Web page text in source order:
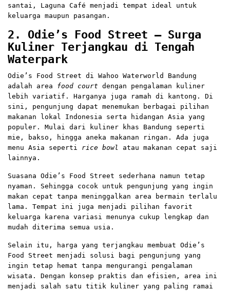
santai, Laguna Café menjadi tempat ideal untuk
keluarga maupun pasangan.
2. Odie’s Food Street – Surga
Kuliner Terjangkau di Tengah
Waterpark
Odie’s Food Street di Wahoo Waterworld Bandung
adalah area food court dengan pengalaman kuliner
lebih variatif. Harganya juga ramah di kantong. Di
sini, pengunjung dapat menemukan berbagai pilihan
makanan lokal Indonesia serta hidangan Asia yang
populer. Mulai dari kuliner khas Bandung seperti
mie, bakso, hingga aneka makanan ringan. Ada juga
menu Asia seperti rice bowl atau makanan cepat saji
lainnya.
Suasana Odie’s Food Street sederhana namun tetap
nyaman. Sehingga cocok untuk pengunjung yang ingin
makan cepat tanpa meninggalkan area bermain terlalu
lama. Tempat ini juga menjadi pilihan favorit
keluarga karena variasi menunya cukup lengkap dan
mudah diterima semua usia.
Selain itu, harga yang terjangkau membuat Odie’s
Food Street menjadi solusi bagi pengunjung yang
ingin tetap hemat tanpa mengurangi pengalaman
wisata. Dengan konsep praktis dan efisien, area ini
menjadi salah satu titik kuliner yang paling ramai